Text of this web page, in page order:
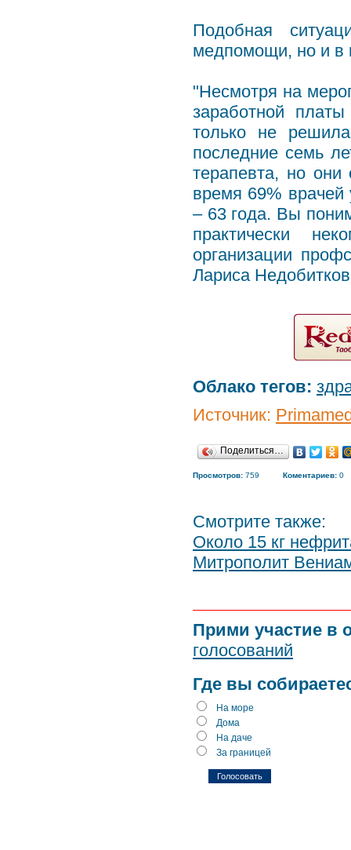
Подобная
медпомощи, но и в
"Несмотря на
заработной
только не
последние семь
терапевта, но
время 69% врачей
– 63 года. Вы
практически
организации
Лариса
Облако тегов:
Источник:
Поделиться…
Просмотров: 759 Коментариев: 0
Смотрите также:
Около 15 кг
Митрополит
Прими участие в
голосований
Где вы
На море
Дома
На даче
За границей